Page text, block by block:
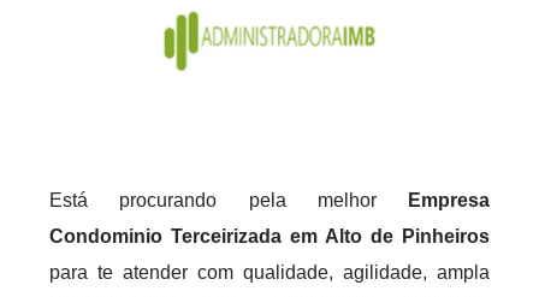
Está procurando pela melhor
Empresa
Condominio Terceirizada em Alto de Pinheiros
para te atender com qualidade, agilidade, ampla